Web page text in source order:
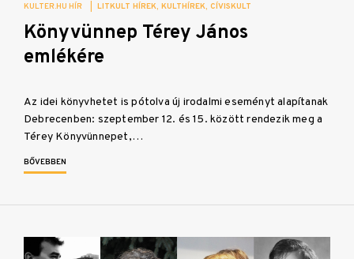
KULTER.HU HÍR LITKULT HÍREK KULTHÍREK CÍVISKULT
Könyvünnep Térey János
emlékére
Az idei könyvhetet is pótolva új irodalmi eseményt alapítanak
Debrecenben: szeptember 12. és 15. között rendezik meg a
Térey Könyvünnepet,…
BŐVEBBEN